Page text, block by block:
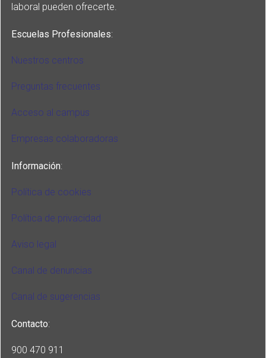
laboral pueden ofrecerte.
Escuelas Profesionales:
Nuestros centros
Preguntas frecuentes
Acceso al campus
Empresas colaboradoras
Información:
Política de cookies
Política de privacidad
Aviso legal
Canal de denuncias
Canal de sugerencias
Contacto:
900 470 911